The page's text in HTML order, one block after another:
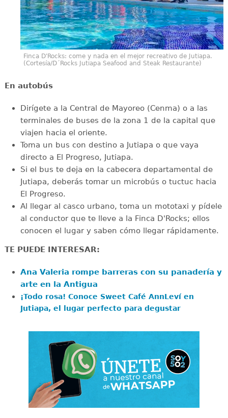
Finca D'Rocks: come y nada en el mejor recreativo de Jutiapa.
(Cortesía/D´Rocks Jutiapa Seafood and Steak Restaurante)
En autobús
Dirígete a la Central de Mayoreo (Cenma) o a las
terminales de buses de la zona 1 de la capital que
viajen hacia el oriente.
Toma un bus con destino a Jutiapa o que vaya
directo a El Progreso, Jutiapa.
Si el bus te deja en la cabecera departamental de
Jutiapa, deberás tomar un microbús o tuctuc hacia
El Progreso.
Al llegar al casco urbano, toma un mototaxi y pídele
al conductor que te lleve a la Finca D'Rocks; ellos
conocen el lugar y saben cómo llegar rápidamente.
TE PUEDE INTERESAR:
Ana Valeria rompe barreras con su panadería y
arte en la Antigua
¡Todo rosa! Conoce Sweet Café AnnLeví en
Jutiapa, el lugar perfecto para degustar